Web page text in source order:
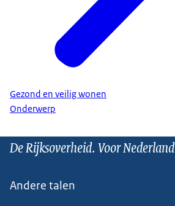
Gezond en veilig wonen
Onderwerp
De Rijksoverheid. Voor Nederland
Andere talen